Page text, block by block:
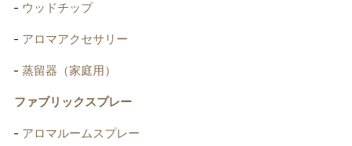
ウッドチップ
アロマアクセサリー
蒸留器（家庭用）
ファブリックスプレー
アロマルームスプレー